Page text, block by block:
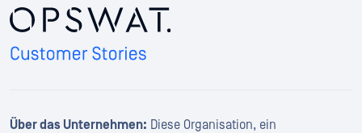
Über das Unternehmen: Diese Organisation, ein